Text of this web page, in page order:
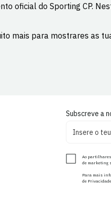
oficial do Sporting CP.
mais para mostrares as
Subscreve a
Ao partilhares
de marketing
Para mais
de